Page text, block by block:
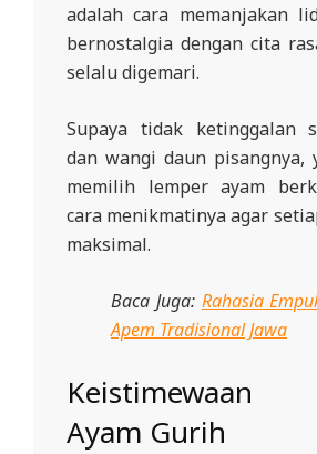
adalah cara memanjakan
bernostalgia dengan cita
selalu digemari.
Supaya tidak ketinggalan
dan wangi daun
memilih lemper ayam
cara menikmatinya agar
maksimal.
Baca Juga: Rahasia
Apem Tradisional Jawa
Keistimewaan
Ayam Gurih